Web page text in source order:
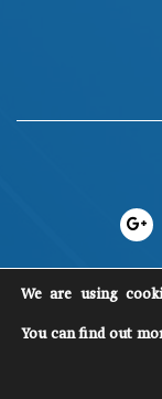
We are using
You can find out